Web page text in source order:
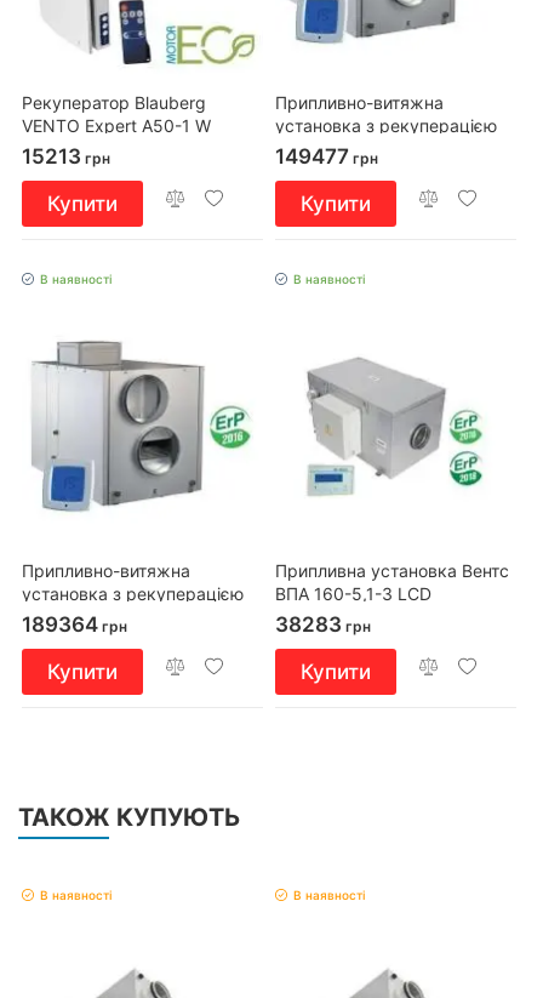
Рекуператор Blauberg
VENTO Expert A50-1 W
15213 грн
Купити
Припливно-витяжна
установка з рекуперацією
тепла Вентс ВУТ 800 ВГ-4
149477 грн
Купити
В наявності
Припливно-витяжна
установка з рекуперацією
тепла Вентс ВУТ 2000 ВГ-4
189364 грн
Купити
В наявності
Припливна установка Вентс
ВПА 160-5,1-3 LCD
38283 грн
Купити
ТАКОЖ КУПУЮТЬ
В наявності В наявності